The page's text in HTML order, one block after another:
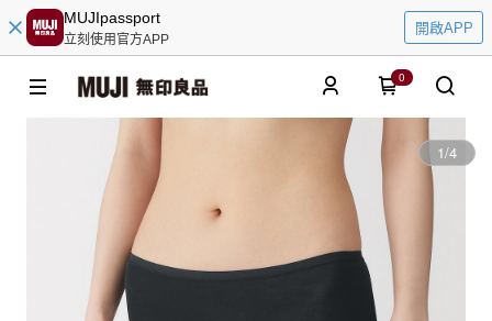
MUJIpassport
立刻使用官方APP
開啟APP
0
1/4